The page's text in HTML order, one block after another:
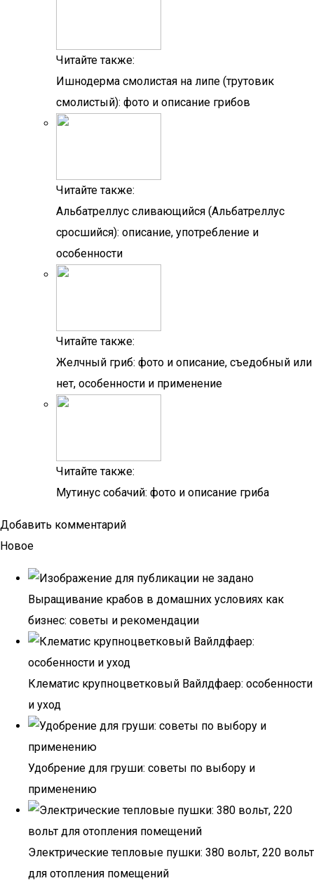
Читайте также:
Ишнодерма смолистая на липе (трутовик
смолистый): фото и описание грибов
Читайте также:
Альбатреллус сливающийся (Альбатреллус
сросшийся): описание, употребление и
особенности
Читайте также:
Желчный гриб: фото и описание, съедобный или
нет, особенности и применение
Читайте также:
Мутинус собачий: фото и описание гриба
Добавить комментарий
Новое
Выращивание крабов в домашних условиях как
бизнес: советы и рекомендации
Клематис крупноцветковый Вайлдфаер: особенности
и уход
Удобрение для груши: советы по выбору и
применению
Электрические тепловые пушки: 380 вольт, 220 вольт
для отопления помещений